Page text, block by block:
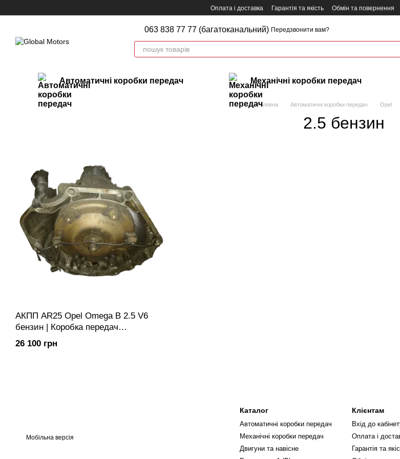
Оплата і доставка Гарантія та якість Обмін та повернення
063 838 77 77 (багатоканальний) Передзвонити вам?
Автоматичні коробки передач Механічні коробки передач
Головна Автоматичні коробки передач Opel
2.5 бензин
АКПП AR25 Opel Omega B 2.5 V6
бензин | Коробка передач
автоматична Купить
26 100 грн
Мобільна версія
Каталог
Автоматичні коробки передач
Механічні коробки передач
Двигуни та навісне
Клієнтам
Вхід до
Оплата і
Гарантія та